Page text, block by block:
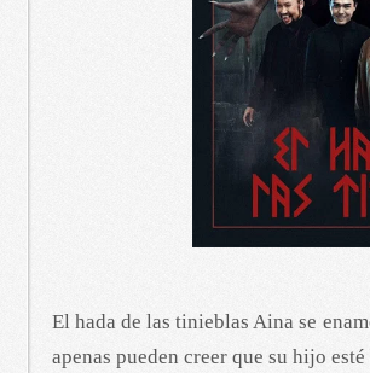
El hada de las tinieblas Aina se
apenas pueden creer que su hijo